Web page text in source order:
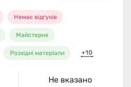
Немає відгуків
Майстерня
Розхідні матеріали +10
Не вказано